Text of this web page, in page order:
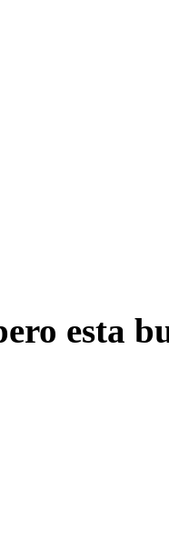
esta